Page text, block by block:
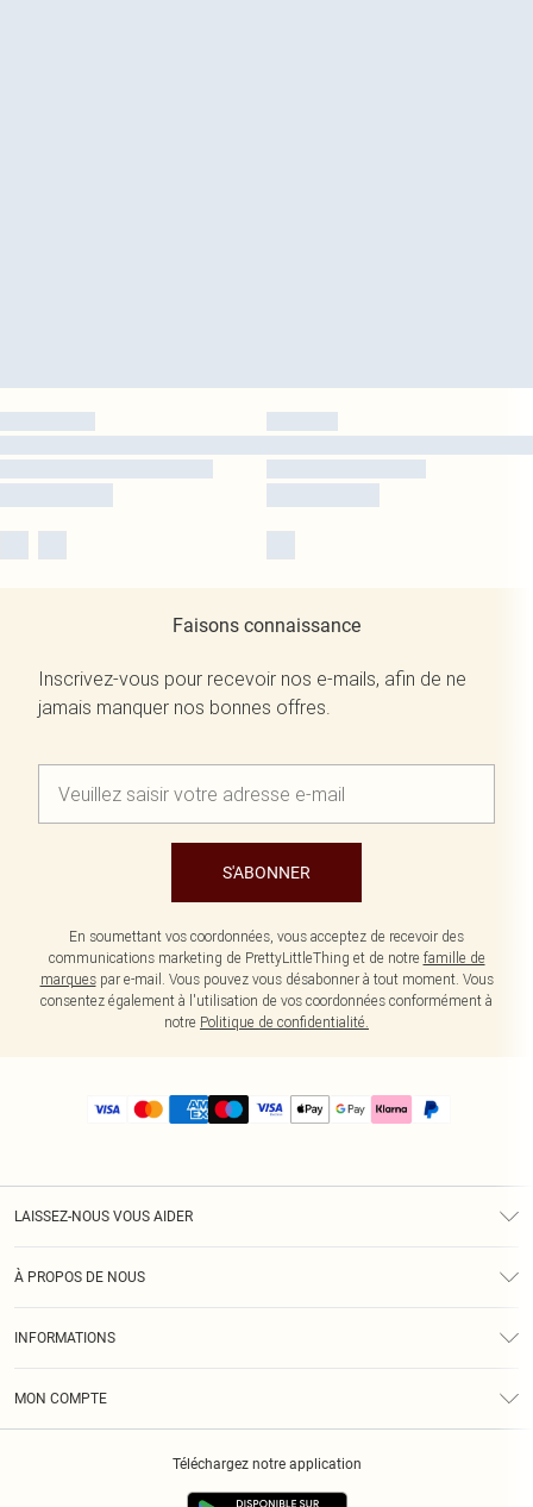
Faisons connaissance
Inscrivez-vous pour recevoir nos e-mails, afin de ne
jamais manquer nos bonnes offres.
S'ABONNER
En soumettant vos coordonnées, vous acceptez de recevoir des
communications marketing de PrettyLittleThing et de notre famille de
marquespar e-mail. Vous pouvez vous désabonner à tout moment. Vous
consentez également à l'utilisation de vos coordonnées conformément à
notre Politique de confidentialité.
LAISSEZ-NOUS VOUS AIDER
À PROPOS DE NOUS
INFORMATIONS
MON COMPTE
Téléchargez notre application